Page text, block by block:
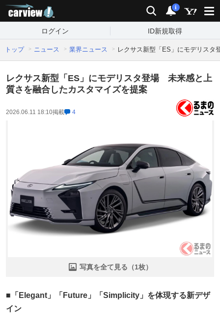
検索 通知
i
ログイン ID新規取得
トップ ニュース 業界ニュース レクサス新型「ES」にモデリス
レクサス新型「ES」にモデリスタ登場 未来感と上
質さを融合したカスタマイズを提案
2026.06.11 18:10掲載 4
写真を全て見る（1枚）
■「Elegant」「Future」「Simplicity」を体現する新デザ
イン